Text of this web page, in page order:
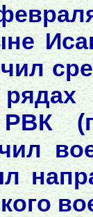
РВК